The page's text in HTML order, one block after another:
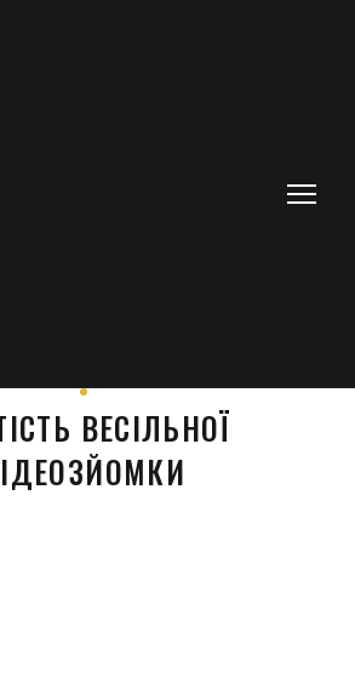
ВЕСІЛЬНОЇ